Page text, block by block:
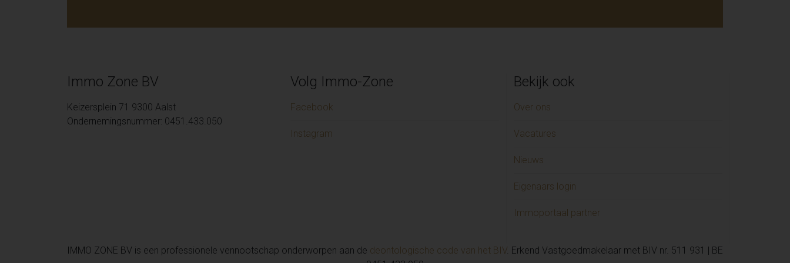
Immo Zone BV
Keizersplein 71 9300 Aalst
Ondernemingsnummer: 0451.433.050
Volg Immo-Zone
Facebook
Instagram
Bekijk ook
Over ons
Vacatures
Nieuws
Eigenaars login
Immoportaal partner
IMMO ZONE BV is een professionele vennootschap onderworpen aan de deontologische code van het BIV. Erkend Vastgoedmakelaar met BIV nr. 511 931 | BE